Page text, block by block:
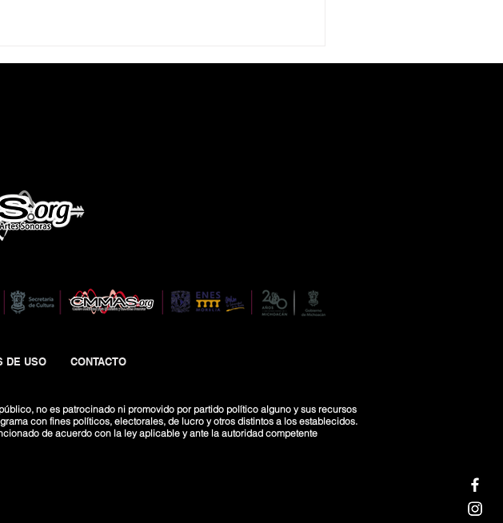
DE USO CONTACTO
no es patrocinado ni promovido por partido político alguno y sus recursos
con fines políticos, electorales, de lucro y otros distintos a los establecidos.
de acuerdo con la ley aplicable y ante la autoridad competente